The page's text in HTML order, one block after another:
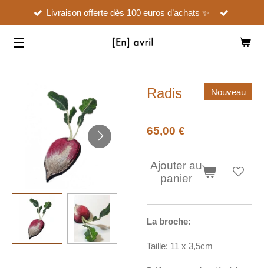
contenu
Livraison offerte dès 100 euros d’achats ✨
Radis Nouveau
65,00 €
Ajouter au
panier
La broche:
Taille: 11 x 3,5cm